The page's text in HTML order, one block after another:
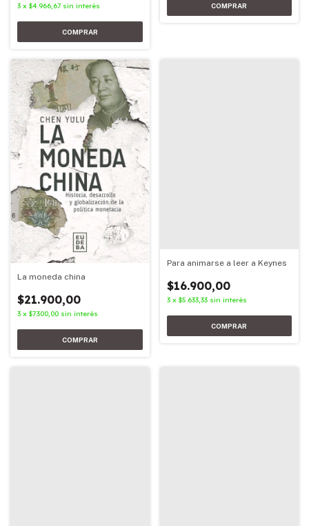
3 x $4.966,67 sin interés
La moneda china
$21.900,00
3 x $7.300,00 sin interés
Para animarse a leer a Keynes
$16.900,00
3 x $5.633,33 sin interés